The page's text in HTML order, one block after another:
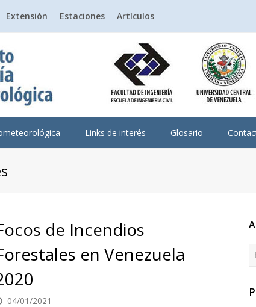
Extensión Estaciones Artículos
Links de interés Glosario
de Incendios
en Venezuela
04/01/2021